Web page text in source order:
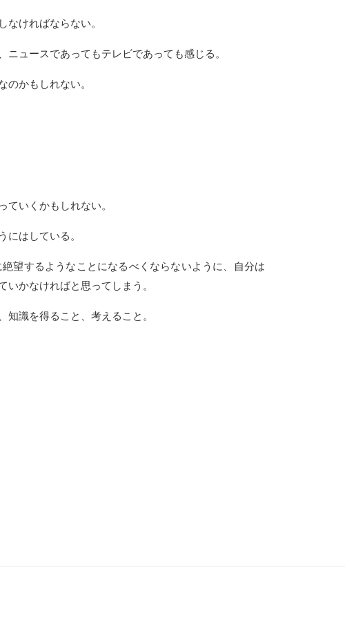
ければならない。
ュースであってもテレビであっても感じる。
かもしれない。
いくかもしれない。
はしている。
望するようなことになるべくならないように、自分は
かなければと思ってしまう。
識を得ること、考えること。